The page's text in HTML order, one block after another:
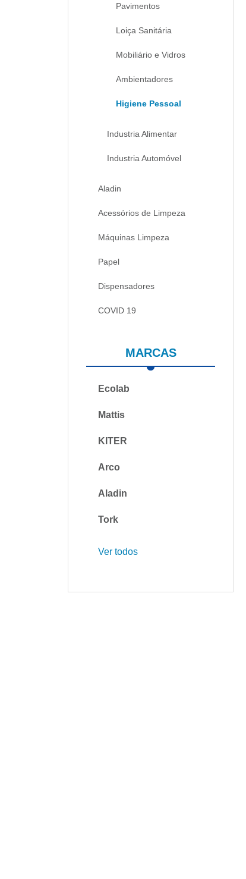
Pavimentos
Loiça Sanitária
Mobiliário e Vidros
Ambientadores
Higiene Pessoal
Industria Alimentar
Industria Automóvel
Aladin
Acessórios de Limpeza
Máquinas Limpeza
Papel
Dispensadores
COVID 19
MARCAS
Ecolab
Mattis
KITER
Arco
Aladin
Tork
Ver todos